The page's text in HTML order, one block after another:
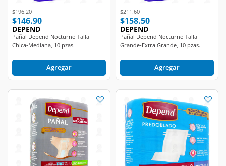
Price reduced from
$196.20to
$146.90
DEPEND
Pañal Depend Nocturno Talla
Chica-Mediana, 10 pzas.
Agregar
Price reduced from
$211.60to
$158.50
DEPEND
Pañal Depend Nocturno Talla
Grande-Extra Grande, 10 pzas.
Agregar